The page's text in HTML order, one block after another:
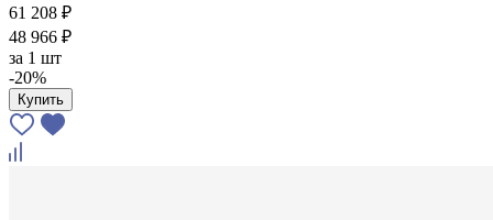
61 208 ₽
48 966 ₽
за 1 шт
-20%
Купить